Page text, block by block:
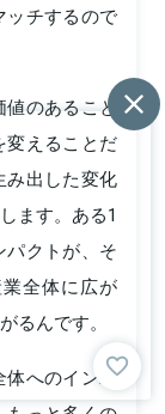
ッチするので
のあること
変えることだ
み出した変化
ます。ある1
クトが、そ
全体に広が
るんです。
体へのインパ